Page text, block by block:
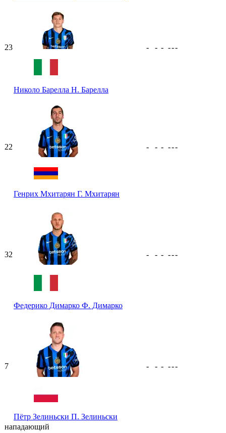
23
Николо Барелла Н. Барелла
- - - ---
22
Генрих Мхитарян Г. Мхитарян
- - - ---
32
Федерико Димарко Ф. Димарко
- - - ---
7
Пётр Зелиньски П. Зелиньски
- - - ---
нападающий